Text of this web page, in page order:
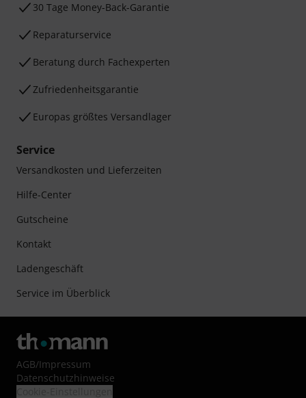
30 Tage Money-Back-Garantie
Reparaturservice
Beratung durch Fachexperten
Zufriedenheitsgarantie
Europas größtes Versandlager
Service
Versandkosten und Lieferzeiten
Hilfe-Center
Gutscheine
Kontakt
Ladengeschäft
Service im Überblick
AGB/Impressum
Datenschutzhinweise